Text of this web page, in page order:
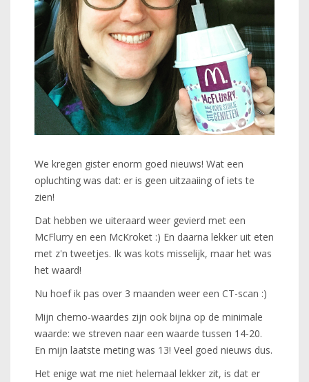
We kregen gister enorm goed nieuws! Wat een
opluchting was dat: er is geen uitzaaiing of iets te
zien!
Dat hebben we uiteraard weer gevierd met een
McFlurry en een McKroket :) En daarna lekker uit eten
met z'n tweetjes. Ik was kots misselijk, maar het was
het waard!
Nu hoef ik pas over 3 maanden weer een CT-scan :)
Mijn chemo-waardes zijn ook bijna op de minimale
waarde: we streven naar een waarde tussen 14-20.
En mijn laatste meting was 13! Veel goed nieuws dus.
Het enige wat me niet helemaal lekker zit, is dat er